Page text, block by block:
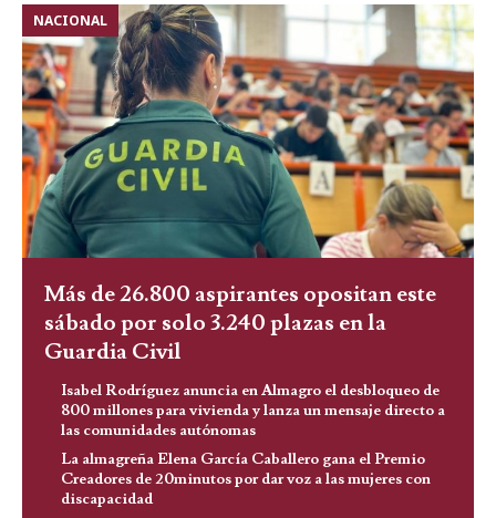
NACIONAL
Más de 26.800 aspirantes opositan este
sábado por solo 3.240 plazas en la
Guardia Civil
Isabel Rodríguez anuncia en Almagro el desbloqueo de
800 millones para vivienda y lanza un mensaje directo a
las comunidades autónomas
La almagreña Elena García Caballero gana el Premio
Creadores de 20minutos por dar voz a las mujeres con
discapacidad